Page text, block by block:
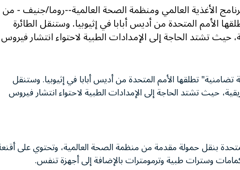
الأغذية العالمي ومنظمة الصحة العالمية--روما/جنيف - من
الأمم المتحدة من أديس أبابا في إثيوبيا. وستنقل الطائرة
حيث تشتد الحاجة إلى الإمدادات الطبية لاحتواء انتشار فيروس
تضامنية" تطلقها الأمم المتحدة من أديس أبابا في إثيوبيا. وستنقل
حيث تشتد الحاجة إلى الإمدادات الطبية لاحتواء انتشار فيروس
المتحدة بنقل حمولة مقدمة من منظمة الصحة العالمية، وتحتوي على
وسترات طبية وترمومترات بالإضافة إلى أجهزة تنفس.